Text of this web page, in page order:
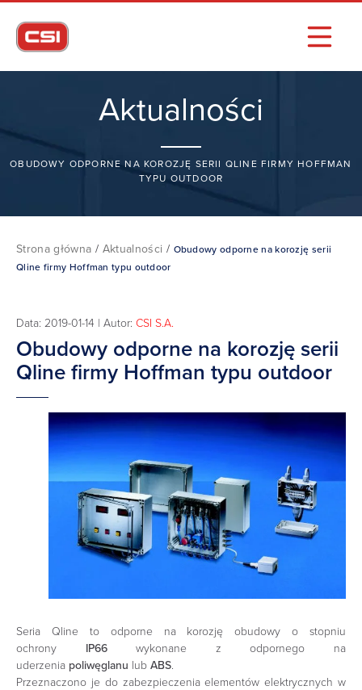
Aktualności
OBUDOWY ODPORNE NA KOROZJĘ SERII QLINE FIRMY HOFFMAN
TYPU OUTDOOR
Strona główna / Aktualności / Obudowy odporne na korozję serii
Qline firmy Hoffman typu outdoor
Data: 2019-01-14 | Autor: CSI S.A.
Obudowy odporne na korozję serii
Qline firmy Hoffman typu outdoor
Seria Qline to odporne na korozję obudowy o stopniu
ochrony IP66wykonane z odpornego na
uderzenia poliwęglanu lub ABS.
Przeznaczono je do zabezpieczenia elementów elektrycznych w